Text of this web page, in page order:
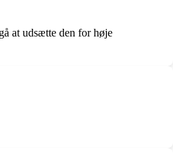
at udsætte den for høje